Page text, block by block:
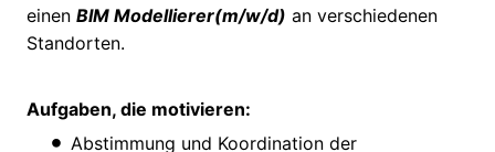
einen BIM Modellierer(m/w/d) an verschiedenen
Standorten.
Aufgaben, die motivieren:
Abstimmung und Koordination der